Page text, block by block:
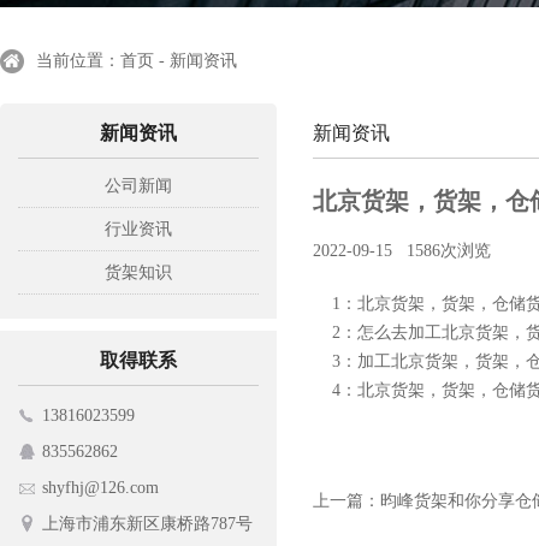
当前位置：首页 - 新闻资讯
新闻资讯
公司新闻
行业资讯
货架知识
取得联系
13816023599
835562862
shyfhj@126.com
上海市浦东新区康桥路787号
新闻资讯
北京货架，货架，仓
2022-09-15 1586次浏览
1：北京货架，货架，仓储
2：怎么去加工北京货架，
3：加工北京货架，货架，
4：北京货架，货架，仓储
上一篇：昀峰货架和你分享仓